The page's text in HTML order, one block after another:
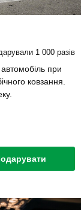
1 000 разів
при
ковзання.